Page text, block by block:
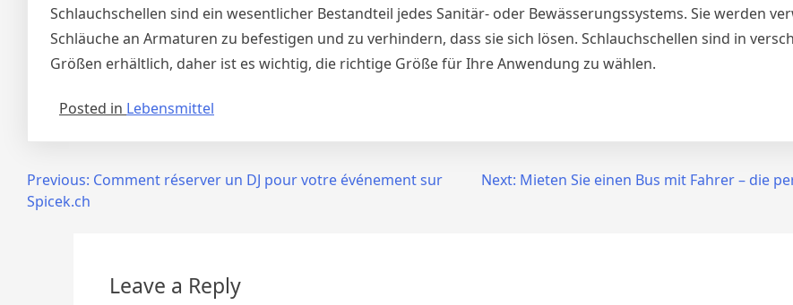
Schlauchschellen sind ein wesentlicher Bestandteil jedes Sanitär- oder Bewässerungssystems. Sie werden
Schläuche an Armaturen zu befestigen und zu verhindern, dass sie sich lösen. Schlauchschellen sind in
Größen erhältlich, daher ist es wichtig, die richtige Größe für Ihre Anwendung zu wählen.
Posted in Lebensmittel
Post
navigation
Previous: Comment réserver un DJ pour votre événement sur
Spicek.ch
Next: Mieten Sie einen Bus mit Fahrer – die
Leave a Reply